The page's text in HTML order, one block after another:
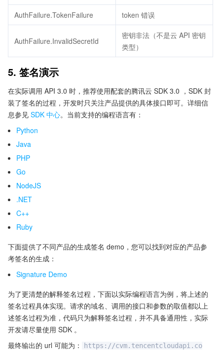
AuthFailure.TokenFailure token 错误
AuthFailure.InvalidSecretId
密钥非法（不是云 API 密钥
类型）
5. 签名演示
在实际调用 API 3.0 时，推荐使用配套的腾讯云 SDK 3.0 ，SDK 封
装了签名的过程，开发时只关注产品提供的具体接口即可。详细信
息参见 SDK 中心。当前支持的编程语言有：
Python
Java
PHP
Go
NodeJS
.NET
C++
Ruby
下面提供了不同产品的生成签名 demo，您可以找到对应的产品参
考签名的生成：
Signature Demo
为了更清楚的解释签名过程，下面以实际编程语言为例，将上述的
签名过程具体实现。请求的域名、调用的接口和参数的取值都以上
述签名过程为准，代码只为解释签名过程，并不具备通用性，实际
开发请尽量使用 SDK 。
最终输出的 url 可能为：
https://cvm.tencentcloudapi.co